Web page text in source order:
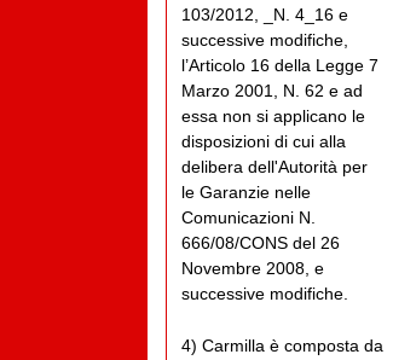
103/2012, _N. 4_16 e
successive modifiche,
l’Articolo 16 della Legge 7
Marzo 2001, N. 62 e ad
essa non si applicano le
disposizioni di cui alla
delibera dell'Autorità per
le Garanzie nelle
Comunicazioni N.
666/08/CONS del 26
Novembre 2008, e
successive modifiche.
4) Carmilla è composta da